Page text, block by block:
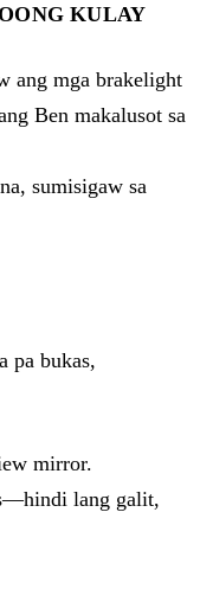
KULAY
ang mga brakelight
Ben makalusot sa
sumisigaw sa
pa bukas,
mirror.
lang galit,